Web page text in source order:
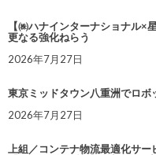
【㈱ハナインターナショナル×
更なる強化ねらう
2026年7月27日
東京ミッドタウン八重洲でロ
2026年7月27日
上組／コンテナ物流最適化サ